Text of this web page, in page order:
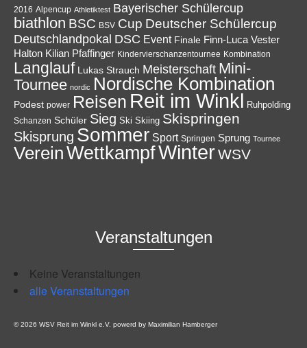
2016 Alpencup Athletiktest Bayerischer Schülercup
biathlon BSC BSV Cup Deutscher Schülercup
Deutschlandpokal DSC Event Finale Finn-Luca Vester
Halton Kilian Pfaffinger Kindervierschanzentournee Kombination
Langlauf Lukas Strauch Meisterschaft Mini-
Tournee nordic Nordische Kombination
Podest power Reisen Reit im Winkl Ruhpolding
Schanzen Schüler Sieg Ski Skiing Skispringen
Skisprung Sommer Sport Springen Sprung Tournee
VereinWettkampfWinterWSV
Veranstaltungen
Keine Veranstaltungen
alle Veranstaltungen
© 2026 WSV Reit im Winkl e.V. powerd by Maximilian Hamberger